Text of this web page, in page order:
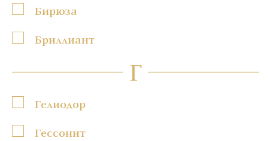
Бирюза
Бриллиант
Г
Гелиодор
Гессонит